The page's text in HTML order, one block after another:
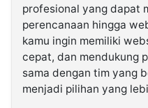
profesional yang dapat
perencanaan hingga
kamu ingin memiliki
cepat, dan mendukung
sama dengan tim yang
menjadi pilihan yang